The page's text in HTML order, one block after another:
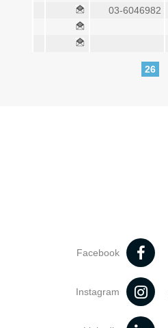
03-6046982
26
Facebook
Instagram